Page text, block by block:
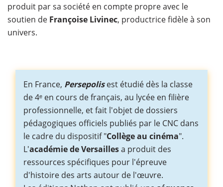
produit par sa société en compte propre avec le
soutien de Françoise Livinec, productrice fidèle à son
univers.
En France, Persepolisest étudié dès la classe
de 4ᵉ en cours de français, au lycée en filière
professionnelle, et fait l'objet de dossiers
pédagogiques officiels publiés par le CNC dans
le cadre du dispositif "Collège au cinéma".
L'académie de Versaillesa produit des
ressources spécifiques pour l'épreuve
d'histoire des arts autour de l'œuvre.